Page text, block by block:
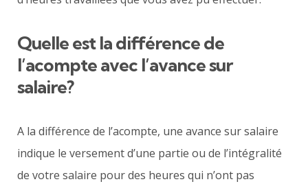
Quelle est la différence de
l’acompte avec l’avance sur
salaire?
A la différence de l’acompte, une avance sur salaire
indique le versement d’une partie ou de l’intégralité
de votre salaire pour des heures qui n’ont pas